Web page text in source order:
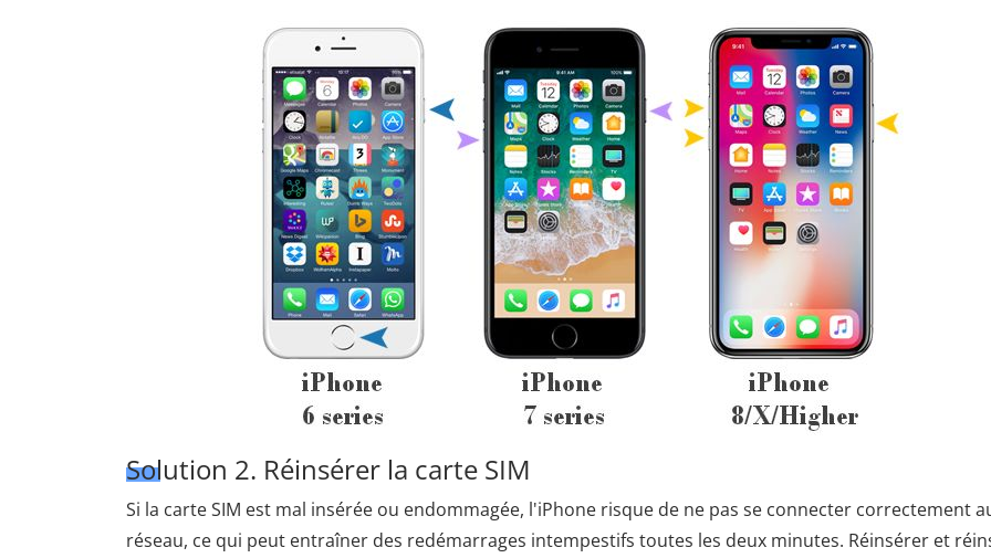
Solution 2. Réinsérer la carte SIM
Si la carte SIM est mal insérée ou endommagée, l'iPhone risque de ne pas se connecter correctement
réseau, ce qui peut entraîner des redémarrages intempestifs toutes les deux minutes. Réinsérer et